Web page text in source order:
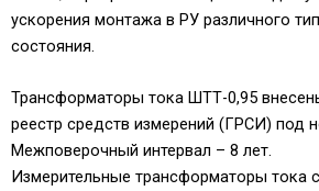
ускорения монтажа в РУ различного
состояния.
Трансформаторы тока ШТТ-0,95
реестр средств измерений (ГРСИ) под
Межповерочный интервал – 8 лет.
Измерительные трансформаторы тока